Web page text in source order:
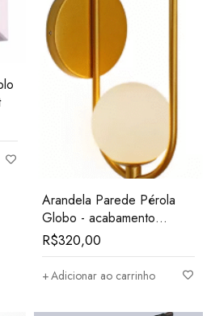
Arandela Parede Pérola
Globo - acabamento
dourado - 1x G8
R$320,00
Adicionar ao carrinho